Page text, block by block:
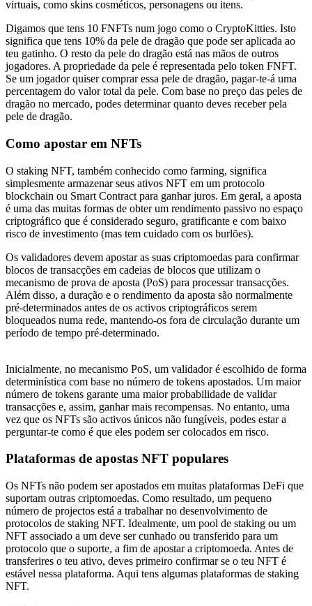
virtuais, como skins cosméticos, personagens ou itens.
Digamos que tens 10 FNFTs num jogo como o CryptoKitties. Isto
significa que tens 10% da pele de dragão que pode ser aplicada ao
teu gatinho. O resto da pele do dragão está nas mãos de outros
jogadores. A propriedade da pele é representada pelo token FNFT.
Se um jogador quiser comprar essa pele de dragão, pagar-te-á uma
percentagem do valor total da pele. Com base no preço das peles de
dragão no mercado, podes determinar quanto deves receber pela
pele de dragão.
Como apostar em NFTs
O staking NFT, também conhecido como farming, significa
simplesmente armazenar seus ativos NFT em um protocolo
blockchain ou Smart Contract para ganhar juros. Em geral, a aposta
é uma das muitas formas de obter um rendimento passivo no espaço
criptográfico que é considerado seguro, gratificante e com baixo
risco de investimento (mas tem cuidado com os burlões).
Os validadores devem apostar as suas criptomoedas para confirmar
blocos de transacções em cadeias de blocos que utilizam o
mecanismo de prova de aposta (PoS) para processar transacções.
Além disso, a duração e o rendimento da aposta são normalmente
pré-determinados antes de os activos criptográficos serem
bloqueados numa rede, mantendo-os fora de circulação durante um
período de tempo pré-determinado.
Inicialmente, no mecanismo PoS, um validador é escolhido de forma
determinística com base no número de tokens apostados. Um maior
número de tokens garante uma maior probabilidade de validar
transacções e, assim, ganhar mais recompensas. No entanto, uma
vez que os NFTs são activos únicos não fungíveis, podes estar a
perguntar-te como é que eles podem ser colocados em risco.
Plataformas de apostas NFT populares
Os NFTs não podem ser apostados em muitas plataformas DeFi que
suportam outras criptomoedas. Como resultado, um pequeno
número de projectos está a trabalhar no desenvolvimento de
protocolos de staking NFT. Idealmente, um pool de staking ou um
NFT associado a um deve ser cunhado ou transferido para um
protocolo que o suporte, a fim de apostar a criptomoeda. Antes de
transferires o teu ativo, deves primeiro confirmar se o teu NFT é
estável nessa plataforma. Aqui tens algumas plataformas de staking
NFT.